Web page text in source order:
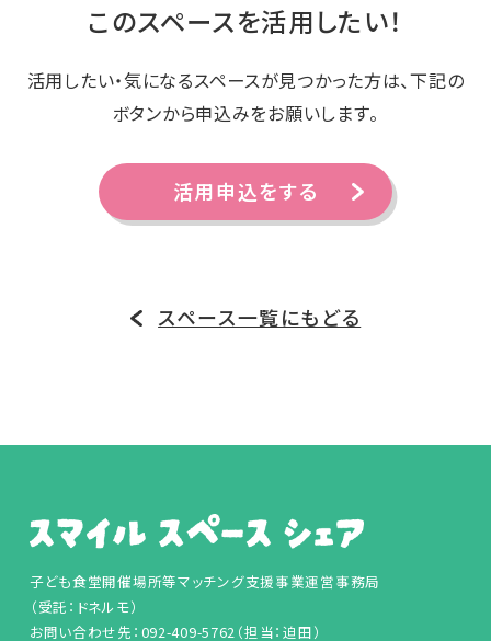
このスペースを活用したい！
活用したい・気になるスペースが見つかった方は、下記の
ボタンから申込みをお願いします。
活用申込をする
スペース一覧にもどる
子ども食堂開催場所等マッチング支援事業運営事務局
（受託：ドネルモ）
お問い合わせ先：092-409-5762（担当：迫田）